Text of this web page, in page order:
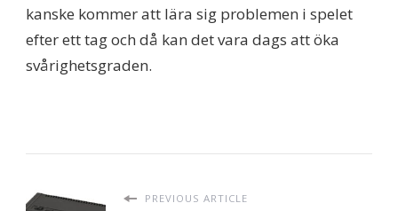
kanske kommer att lära sig problemen i spelet
efter ett tag och då kan det vara dags att öka
svårighetsgraden.
PREVIOUS ARTICLE